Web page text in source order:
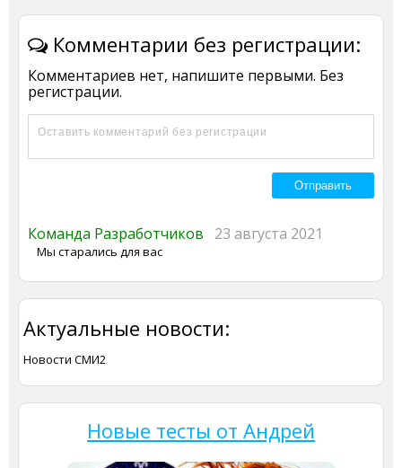
Комментарии без регистрации:
Комментариев нет, напишите первыми. Без
регистрации.
Команда Разработчиков 23 августа 2021
Мы старались для вас
Актуальные новости:
Новости СМИ2
Новые тесты от Андрей